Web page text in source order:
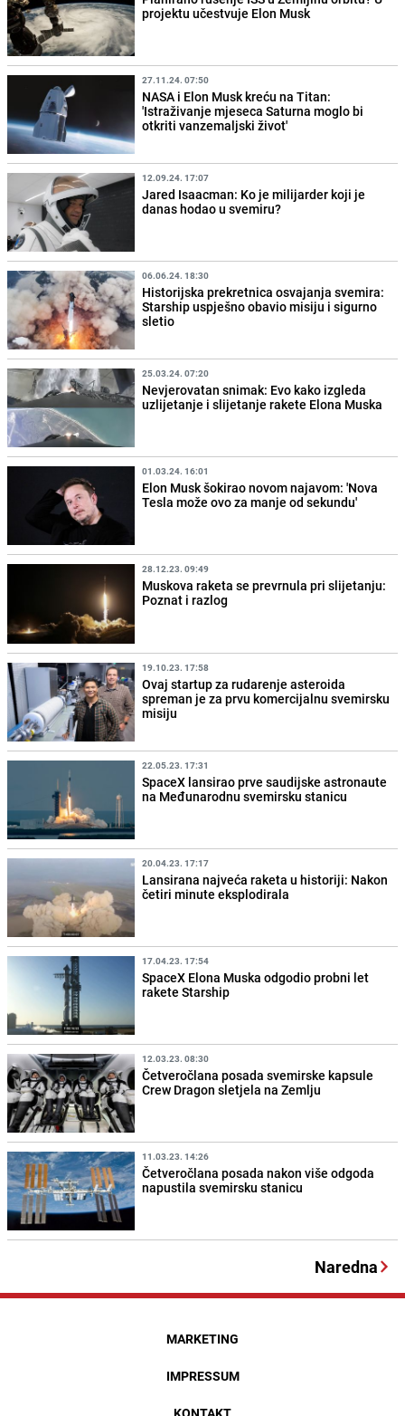
projektu učestvuje Elon Musk
27.11.24. 07:50
NASA i Elon Musk kreću na Titan:
'Istraživanje mjeseca Saturna moglo bi
otkriti vanzemaljski život'
12.09.24. 17:07
Jared Isaacman: Ko je milijarder koji je
danas hodao u svemiru?
06.06.24. 18:30
Historijska prekretnica osvajanja svemira:
Starship uspješno obavio misiju i sigurno
sletio
25.03.24. 07:20
Nevjerovatan snimak: Evo kako izgleda
uzlijetanje i slijetanje rakete Elona Muska
01.03.24. 16:01
Elon Musk šokirao novom najavom: 'Nova
Tesla može ovo za manje od sekundu'
28.12.23. 09:49
Muskova raketa se prevrnula pri slijetanju:
Poznat i razlog
19.10.23. 17:58
Ovaj startup za rudarenje asteroida
spreman je za prvu komercijalnu svemirsku
misiju
22.05.23. 17:31
SpaceX lansirao prve saudijske astronaute
na Međunarodnu svemirsku stanicu
20.04.23. 17:17
Lansirana najveća raketa u historiji: Nakon
četiri minute eksplodirala
17.04.23. 17:54
SpaceX Elona Muska odgodio probni let
rakete Starship
12.03.23. 08:30
Četveročlana posada svemirske kapsule
Crew Dragon sletjela na Zemlju
11.03.23. 14:26
Četveročlana posada nakon više odgoda
napustila svemirsku stanicu
Naredna
MARKETING
IMPRESSUM